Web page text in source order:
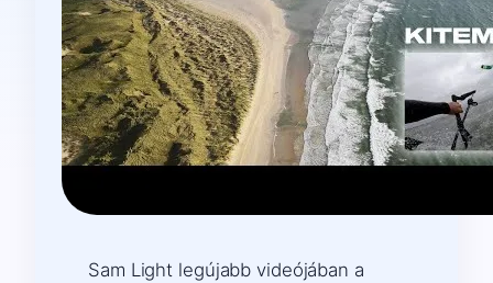
Sam Light legújabb videójában a